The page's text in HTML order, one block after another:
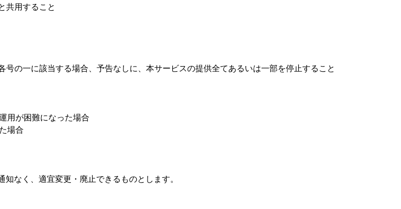
共用すること
の一に該当する場合、予告なしに、本サービスの提供全てあるいは一部を停止すること
用が困難になった場合
場合
なく、適宜変更・廃止できるものとします。